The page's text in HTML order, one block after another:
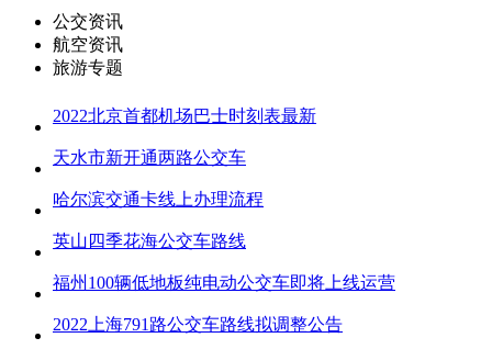
公交资讯
航空资讯
旅游专题
2022北京首都机场巴士时刻表最新
天水市新开通两路公交车
哈尔滨交通卡线上办理流程
英山四季花海公交车路线
福州100辆低地板纯电动公交车即将上线运营
2022上海791路公交车路线拟调整公告